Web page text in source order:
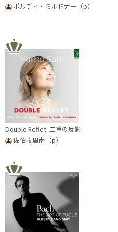
ポルディ・ミルドナー（p）
Double Reflet 二重の反影
佐伯牧里南（p）